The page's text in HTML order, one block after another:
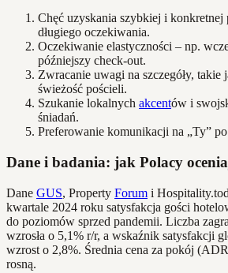
Chęć uzyskania szybkiej i konkretnej
długiego oczekiwania.
Oczekiwanie elastyczności – np.
późniejszy check-out.
Zwracanie uwagi na szczegóły, takie
świeżość pościeli.
Szukanie lokalnych akcentów i
śniadań.
Preferowanie komunikacji na „Ty”
Dane i badania: jak Polacy
Dane GUS, Property Forum i
kwartale 2024 roku satysfakcja gości
do poziomów sprzed pandemii. Liczba
wzrosła o 5,1% r/r, a wskaźnik satysfakcji
wzrost o 2,8%. Średnia cena za pokój
rosną.